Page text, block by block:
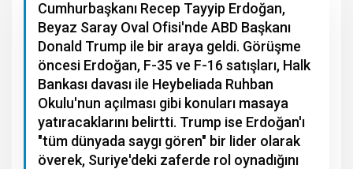
Cumhurbaşkanı Recep Tayyip Erdoğan,
Beyaz Saray Oval Ofisi'nde ABD Başkanı
Donald Trump ile bir araya geldi. Görüşme
öncesi Erdoğan, F-35 ve F-16 satışları, Halk
Bankası davası ile Heybeliada Ruhban
Okulu'nun açılması gibi konuları masaya
yatıracaklarını belirtti. Trump ise Erdoğan'ı
"tüm dünyada saygı gören" bir lider olarak
överek, Suriye'deki zaferde rol oynadığını